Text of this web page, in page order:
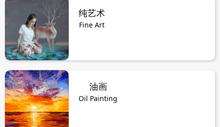
纯艺术
Fine Art
油画
Oil Painting